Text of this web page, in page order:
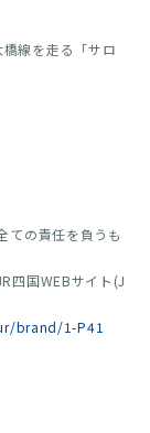
線を走る「サロ
ての責任を負うも
四国WEBサイト(J
brand/1-P41